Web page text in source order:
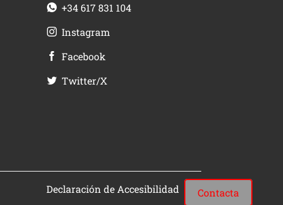
+34 617 831 104
Instagram
Facebook
Twitter/X
Declaración de Accesibilidad Contacta